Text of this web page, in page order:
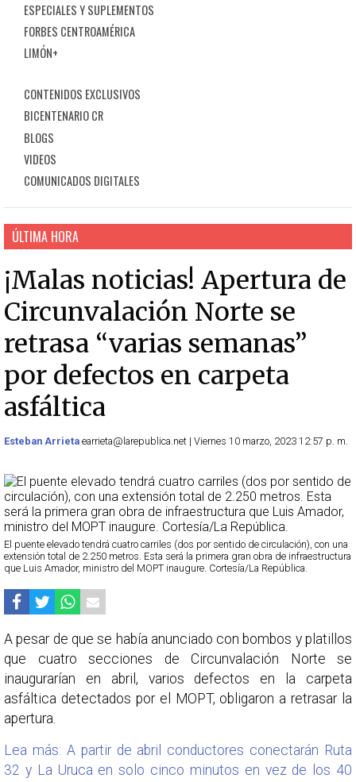
ESPECIALES Y SUPLEMENTOS
FORBES CENTROAMÉRICA
LIMÓN+
CONTENIDOS EXCLUSIVOS
BICENTENARIO CR
BLOGS
VIDEOS
COMUNICADOS DIGITALES
ÚLTIMA HORA
¡Malas noticias! Apertura de
Circunvalación Norte se
retrasa “varias semanas”
por defectos en carpeta
asfáltica
Esteban Arrieta earrieta@larepublica.net | Viernes 10 marzo, 2023 12:57 p. m.
El puente elevado tendrá cuatro carriles (dos por sentido de circulación), con una
extensión total de 2.250 metros. Esta será la primera gran obra de infraestructura
que Luis Amador, ministro del MOPT inaugure. Cortesía/La República.
A pesar de que se había anunciado con bombos y platillos
que cuatro secciones de Circunvalación Norte se
inaugurarían en abril, varios defectos en la carpeta
asfáltica detectados por el MOPT, obligaron a retrasar la
apertura.
Lea más: A partir de abril conductores conectarán Ruta
32 y La Uruca en solo cinco minutos en vez de los 40